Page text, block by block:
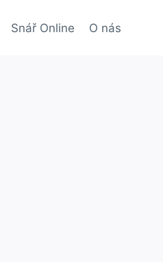
Snář Online O nás